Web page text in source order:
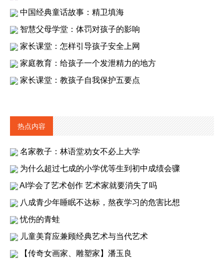
中国经典童话故事：精卫填海
智慧父母学堂：体罚对孩子的影响
家长课堂：怎样引导孩子安全上网
家庭教育：给孩子一个发泄精力的地方
家长课堂：教孩子自我保护五要点
热点内容
名家教子：林语堂劝女不必上大学
为什么超过七成的小学优等生到初中成绩会骤
AI学会了艺术创作 艺术家就要消失了吗
八成青少年睡眠不达标，熬夜学习的危害比想
忧伤的青蛙
儿童美育应兼顾经典艺术与当代艺术
【传奇女画家、雕塑家】潘玉良